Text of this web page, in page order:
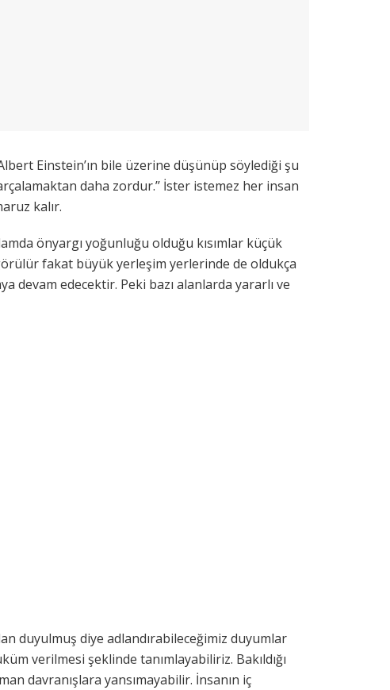
Einstein’ın bile üzerine düşünüp söylediği şu
daha zordur.’’ İster istemez her insan
kalır.
önyargı yoğunluğu olduğu kısımlar küçük
fakat büyük yerleşim yerlerinde de oldukça
devam edecektir. Peki bazı alanlarda yararlı ve
duyulmuş diye adlandırabileceğimiz duyumlar
verilmesi şeklinde tanımlayabiliriz. Bakıldığı
davranışlara yansımayabilir. İnsanın iç